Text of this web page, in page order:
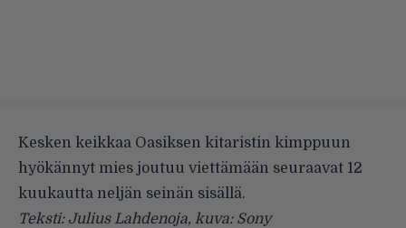
Kesken keikkaa Oasiksen kitaristin kimppuun
hyökännyt mies joutuu viettämään seuraavat 12
kuukautta neljän seinän sisällä.
Teksti: Julius Lahdenoja, kuva: Sony